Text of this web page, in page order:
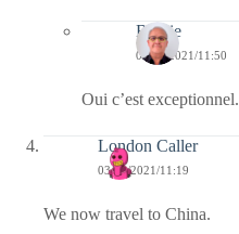
Bernie
04/12/2021/11:50
Oui c’est exceptionnel.
London Caller
03/12/2021/11:19
We now travel to China.